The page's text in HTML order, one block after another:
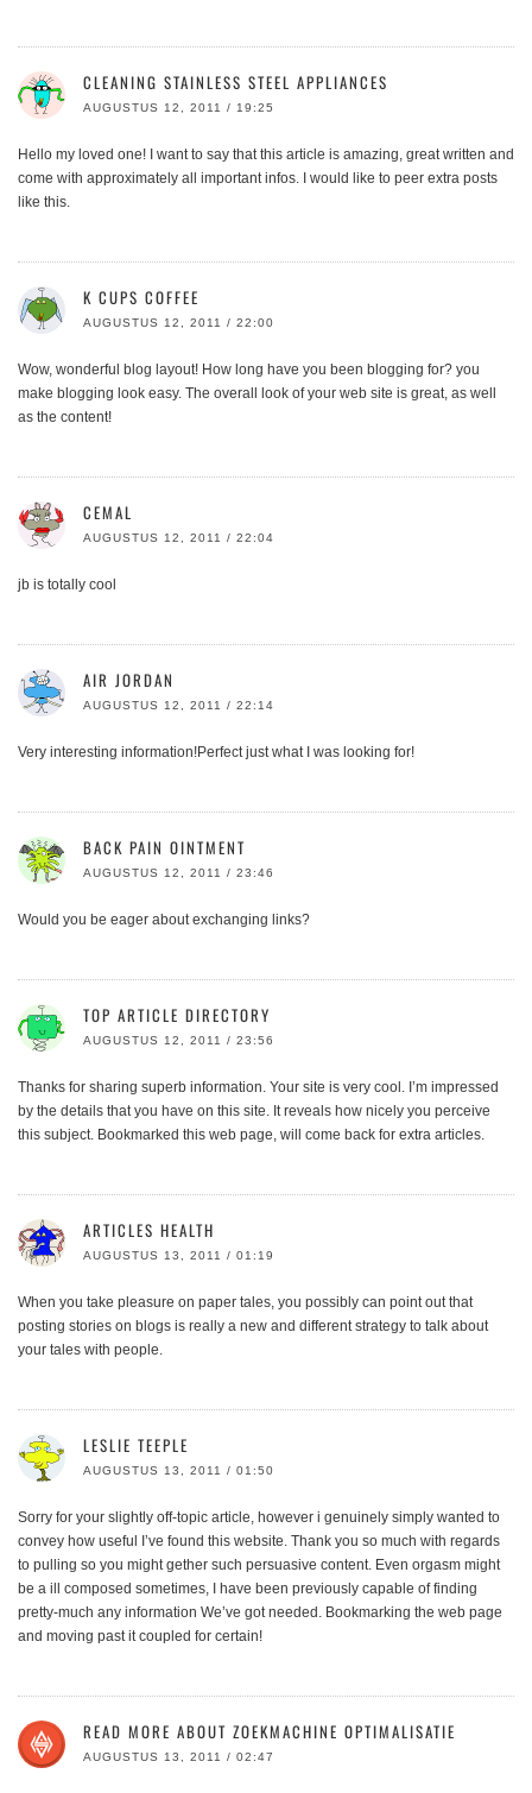
CLEANING STAINLESS STEEL APPLIANCES
AUGUSTUS 12, 2011 / 19:25
Hello my loved one! I want to say that this article is amazing, great written and
come with approximately all important infos. I would like to peer extra posts
like this.
K CUPS COFFEE
AUGUSTUS 12, 2011 / 22:00
Wow, wonderful blog layout! How long have you been blogging for? you
make blogging look easy. The overall look of your web site is great, as well
as the content!
CEMAL
AUGUSTUS 12, 2011 / 22:04
jb is totally cool
AIR JORDAN
AUGUSTUS 12, 2011 / 22:14
Very interesting information!Perfect just what I was looking for!
BACK PAIN OINTMENT
AUGUSTUS 12, 2011 / 23:46
Would you be eager about exchanging links?
TOP ARTICLE DIRECTORY
AUGUSTUS 12, 2011 / 23:56
Thanks for sharing superb information. Your site is very cool. I’m impressed
by the details that you have on this site. It reveals how nicely you perceive
this subject. Bookmarked this web page, will come back for extra articles.
ARTICLES HEALTH
AUGUSTUS 13, 2011 / 01:19
When you take pleasure on paper tales, you possibly can point out that
posting stories on blogs is really a new and different strategy to talk about
your tales with people.
LESLIE TEEPLE
AUGUSTUS 13, 2011 / 01:50
Sorry for your slightly off-topic article, however i genuinely simply wanted to
convey how useful I’ve found this website. Thank you so much with regards
to pulling so you might gether such persuasive content. Even orgasm might
be a ill composed sometimes, I have been previously capable of finding
pretty-much any information We’ve got needed. Bookmarking the web page
and moving past it coupled for certain!
READ MORE ABOUT ZOEKMACHINE OPTIMALISATIE
AUGUSTUS 13, 2011 / 02:47